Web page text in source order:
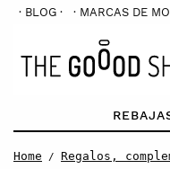
· BLOG · · MARCAS DE
Home / Regalos,